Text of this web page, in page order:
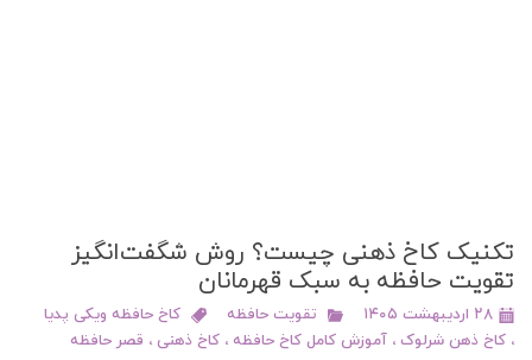
تکنیک کاخ ذهنی چیست؟ روش شگفت‌انگیز
تقویت حافظه به سبک قهرمانان
۲۸ اردیبهشت ۱۴۰۵ تقویت حافظه
کاخ حافظه ویکی پدیا
، کاخ ذهن شرلوک، آموزش کامل کاخ حافظه ، کاخ ذهنی، قصر حافظه